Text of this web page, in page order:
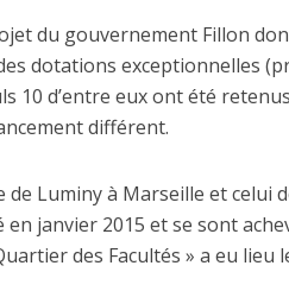
du gouvernement Fillon
dotations exceptionnelles
10 d’entre eux ont été
différent.
de Luminy à Marseille et celui
janvier 2015 et se sont
des Facultés » a eu lieu